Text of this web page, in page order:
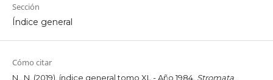
Sección
Índice general
Cómo citar
N., N. (2019). índice general tomo XL - Año 1984. Stromata,